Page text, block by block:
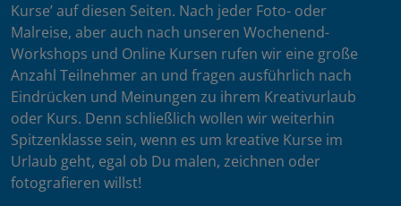
Kurse’ auf diesen Seiten. Nach jeder Foto- oder
Malreise, aber auch nach unseren Wochenend-
Workshops und Online Kursen rufen wir eine große
Anzahl Teilnehmer an und fragen ausführlich nach
Eindrücken und Meinungen zu ihrem Kreativurlaub
oder Kurs. Denn schließlich wollen wir weiterhin
Spitzenklasse sein, wenn es um kreative Kurse im
Urlaub geht, egal ob Du malen, zeichnen oder
fotografieren willst!